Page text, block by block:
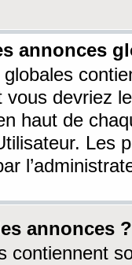
annonces
vous devriez
haut de
Les
annonces ?
contiennent